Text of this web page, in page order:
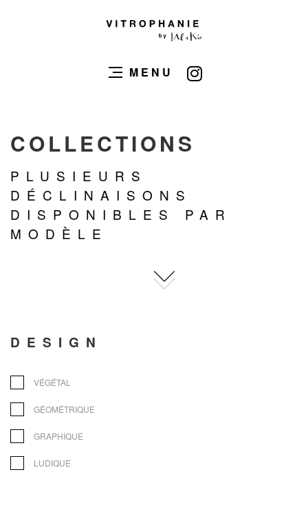
MENU
COLLECTIONS
PLUSIEURS
DÉCLINAISONS
DISPONIBLES PAR
MODÈLE
DESIGN
GÉOMÉTRIQUE
VÉGÉTAL
GRAPHIQUE
LUDIQUE